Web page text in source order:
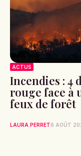
ACTUS
Incendies : 4
rouge face à
feux de forêt
LAURA PERRET6 AOÛT